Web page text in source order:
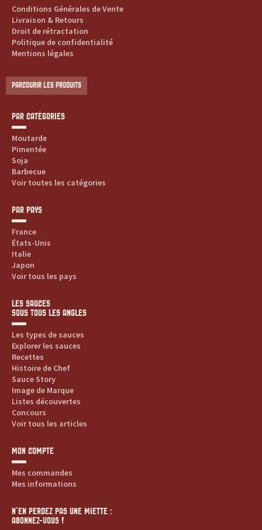
s
s
a
u
c
:
d
u
i
t
,
r
c
e
Conditions Générales de Vente
Livraison & Retours
Droit de rétractation
Politique de confidentialité
Mentions légales
PARCOURIR LES PRODUITS
PAR CATÉGORIES
Moutarde
Pimentée
Soja
Barbecue
Voir toutes les catégories
PAR PAYS
France
États-Unis
Italie
Japon
Voir tous les pays
LES SAUCES
SOUS TOUS LES ANGLES
Les types de sauces
Explorer les sauces
Recettes
Histoire de Chef
Sauce Story
Image de Marque
Listes découvertes
Concours
Voir tous les articles
MON COMPTE
Mes commandes
Mes informations
N’EN PERDEZ PAS UNE MIETTE :
ABONNEZ-VOUS !